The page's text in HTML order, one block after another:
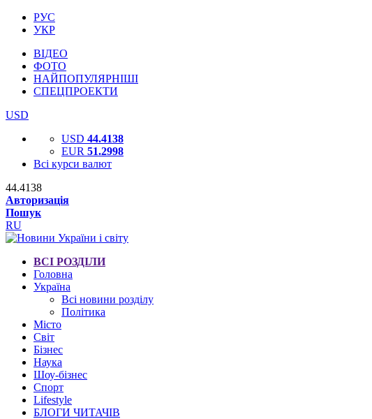
РУС
УКР
ВІДЕО
ФОТО
НАЙПОПУЛЯРНІШІ
СПЕЦПРОЕКТИ
USD
USD 44.4138
EUR 51.2998
Всі курси валют
44.4138
Авторизація
Пошук
RU
ВСІ РОЗДІЛИ
Головна
Україна
Всі новини розділу
Політика
Місто
Світ
Бізнес
Наука
Шоу-бізнес
Спорт
Lifestyle
БЛОГИ ЧИТАЧІВ